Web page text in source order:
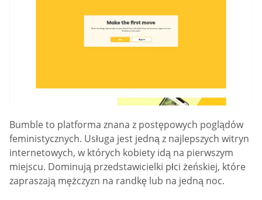
Bumble to platforma znana z postępowych poglądów
feministycznych. Usługa jest jedną z najlepszych witryn
internetowych, w których kobiety idą na pierwszym
miejscu. Dominują przedstawicielki płci żeńskiej, które
zapraszają mężczyzn na randkę lub na jedną noc.